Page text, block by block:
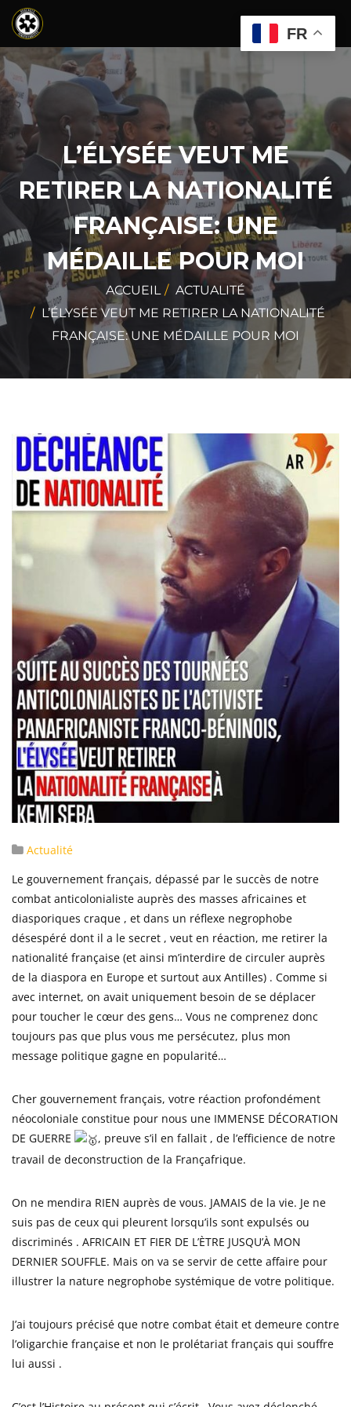
L’ÉLYSÉE VEUT ME
RETIRER LA NATIONALITÉ
FRANÇAISE: UNE
MÉDAILLE POUR MOI
ACCUEIL
ACTUALITÉ
L’ÉLYSÉE VEUT ME RETIRER LA NATIONALITÉ
FRANÇAISE: UNE MÉDAILLE POUR MOI
Actualité
Le gouvernement français, dépassé par le succès de notre
combat anticolonialiste auprès des masses africaines et
diasporiques craque , et dans un réflexe negrophobe
désespéré dont il a le secret , veut en réaction, me retirer la
nationalité française (et ainsi m’interdire de circuler auprès
de la diaspora en Europe et surtout aux Antilles) . Comme si
avec internet, on avait uniquement besoin de se déplacer
pour toucher le cœur des gens… Vous ne comprenez donc
toujours pas que plus vous me persécutez, plus mon
message politique gagne en popularité…
Cher gouvernement français, votre réaction profondément
néocoloniale constitue pour nous une IMMENSE DÉCORATION
DE GUERRE
, preuve s’il en fallait , de l’efficience de notre
travail de deconstruction de la Françafrique.
On ne mendira RIEN auprès de vous. JAMAIS de la vie. Je ne
suis pas de ceux qui pleurent lorsqu’ils sont expulsés ou
discriminés . AFRICAIN ET FIER DE L’ÈTRE JUSQU’À MON
DERNIER SOUFFLE. Mais on va se servir de cette affaire pour
illustrer la nature negrophobe systémique de votre politique.
J’ai toujours précisé que notre combat était et demeure contre
l’oligarchie française et non le prolétariat français qui souffre
lui aussi .
FR